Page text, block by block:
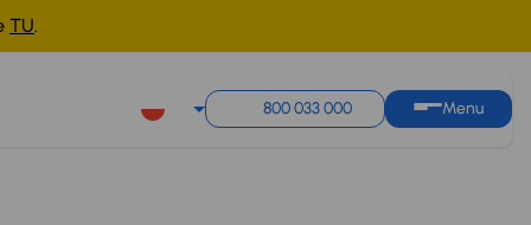
TU.
800 033 000 Menu